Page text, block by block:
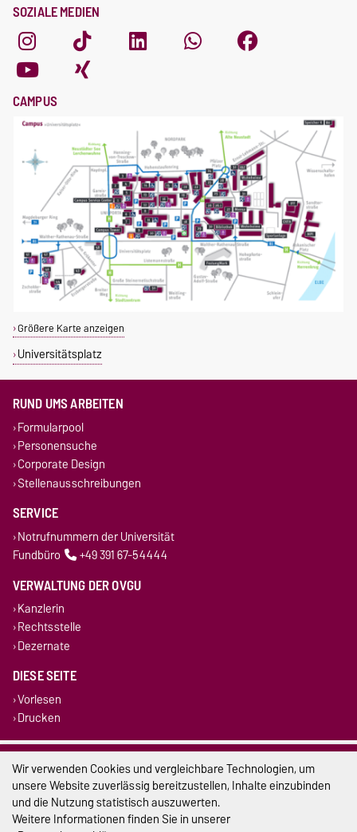
SOZIALE MEDIEN
CAMPUS
Größere Karte anzeigen
Universitätsplatz
RUND UMS ARBEITEN
Formularpool
Personensuche
Corporate Design
Stellenausschreibungen
SERVICE
Notrufnummern der Universität
Fundbüro
+49 391 67-54444
VERWALTUNG DER OVGU
Kanzlerin
Rechtsstelle
Dezernate
DIESE SEITE
Vorlesen
Drucken
Impressum
Datenschutz
Barrierefreiheit
Wir verwenden Cookies und vergleichbare Technologien, um
unsere Website zuverlässig bereitzustellen, Inhalte einzubinden
und die Nutzung statistisch auszuwerten.
Weitere Informationen finden Sie in unserer